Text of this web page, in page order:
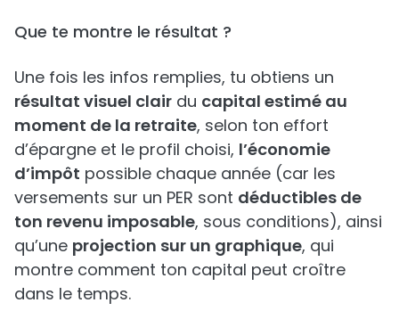
Que te montre le résultat ?
Une fois les infos remplies, tu obtiens un
résultat visuel clair du capital estimé au
moment de la retraite, selon ton effort
d’épargne et le profil choisi, l’économie
d’impôt possible chaque année (car les
versements sur un PER sont déductibles de
ton revenu imposable, sous conditions), ainsi
qu’une projection sur un graphique, qui
montre comment ton capital peut croître
dans le temps.